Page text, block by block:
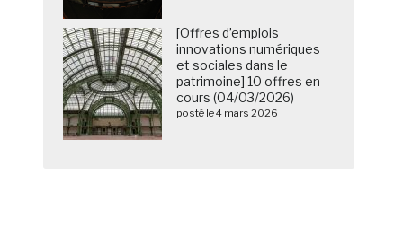
[Offres d’emplois
innovations numériques
et sociales dans le
patrimoine] 10 offres en
cours (04/03/2026)
posté le 4 mars 2026